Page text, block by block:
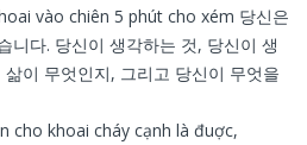
vào chiên 5 phút cho xém 당신은
니다. 당신이 생각하는 것, 당신이 생
이 무엇인지, 그리고 당신이 무엇을
cho khoai cháy cạnh là đuợc,